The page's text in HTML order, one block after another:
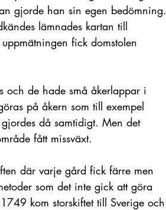
gjorde han sin egen bedömning.
lämnades kartan till
fick domstolen
och de hade små åkerlappar i
på åkern som till exempel
då samtidigt. Men det
fått missväxt.
där varje gård fick färre men
som det inte gick att göra
kom storskiftet till Sverige och